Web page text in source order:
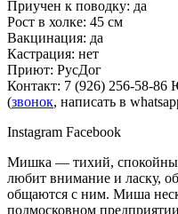
Приучен к поводку: да
Рост в холке: 45 см
Вакцинация: да
Кастрация: нет
Приют: РусДог
Контакт: 7 (926) 256-58-86
(звонок, написать в
Instagram Facebook
Мишка — тихий,
любит внимание и ласку,
общаются с ним. Миша
подмосковном